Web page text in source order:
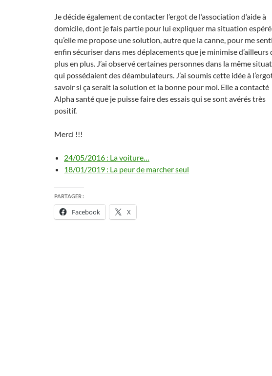
Je décide également de contacter l’ergot de l’association d’aide à
domicile, dont je fais partie pour lui expliquer ma situation
qu’elle me propose une solution, autre que la canne, pour me
enfin sécuriser dans mes déplacements que je minimise d’ailleurs
plus en plus. J’ai observé certaines personnes dans la même
qui possédaient des déambulateurs. J’ai soumis cette idée à
savoir si ça serait la solution et la bonne pour moi. Elle a contacté
Alpha santé que je puisse faire des essais qui se sont avérés très
positif.
Merci !!!
24/05/2016 : La voiture…
18/01/2019 : La peur de marcher seul
PARTAGER :
Facebook X